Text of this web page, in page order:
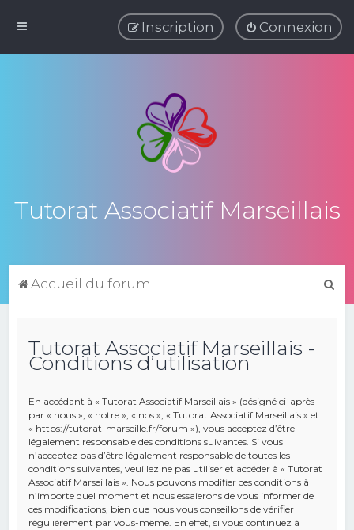
Connexion
Inscription
Tutorat Associatif Marseillais
Accueil du forum
Tutorat Associatif Marseillais -
Conditions d’utilisation
En accédant à « Tutorat Associatif Marseillais » (désigné ci-après
par « nous », « notre », « nos », « Tutorat Associatif Marseillais » et
« https://tutorat-marseille.fr/forum »), vous acceptez d’être
légalement responsable des conditions suivantes. Si vous
n’acceptez pas d’être légalement responsable de toutes les
conditions suivantes, veuillez ne pas utiliser et accéder à « Tutorat
Associatif Marseillais ». Nous pouvons modifier ces conditions à
n’importe quel moment et nous essaierons de vous informer de
ces modifications, bien que nous vous conseillons de vérifier
régulièrement par vous-même. En effet, si vous continuez à